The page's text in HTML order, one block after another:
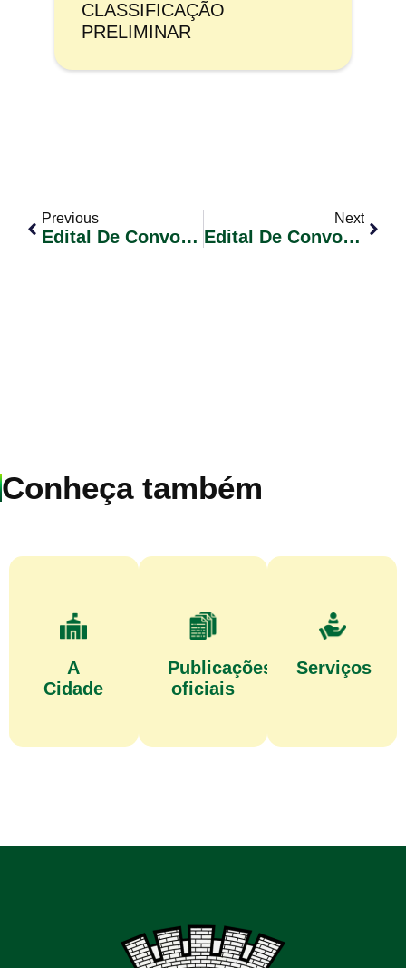
CLASSIFICAÇÃO
PRELIMINAR
Previous
Edital De Convocação De Candidatos Nº 004/2024 – Contrato Temporário Conforme Lei Municipal Nº 2.331/2024
Next
Edital De Convocação De Candidatos Nº 004/2024 – Contrato Temporário Conforme Lei Municipal Nº 2.334/2024
Conheça também
A
Cidade
Publicações
oficiais
Serviços